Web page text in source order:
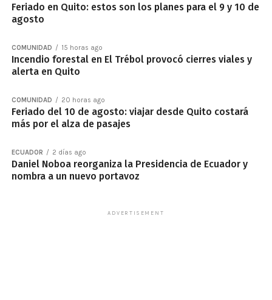
Feriado en Quito: estos son los planes para el 9 y 10 de
agosto
COMUNIDAD 15 horas ago
Incendio forestal en El Trébol provocó cierres viales y
alerta en Quito
COMUNIDAD 20 horas ago
Feriado del 10 de agosto: viajar desde Quito costará
más por el alza de pasajes
ECUADOR 2 días ago
Daniel Noboa reorganiza la Presidencia de Ecuador y
nombra a un nuevo portavoz
ADVERTISEMENT